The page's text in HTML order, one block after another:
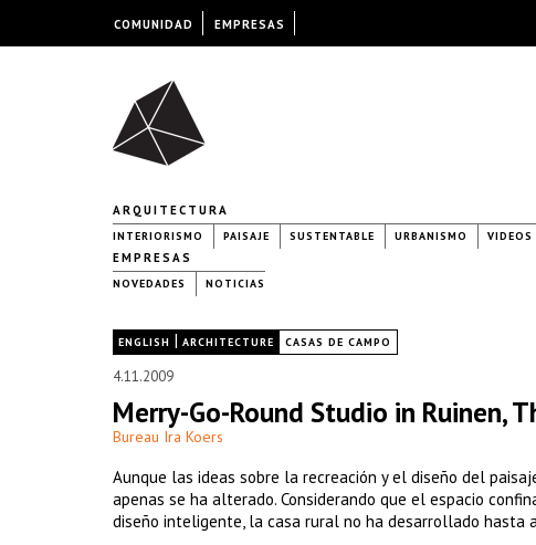
ARQUITECTURA
INTERIORISMO PAISAJE SUSTENTABLE URBANISMO VIDEOS
EMPRESAS
NOVEDADES NOTICIAS
ENGLISH | ARCHITECTURE CASAS DE CAMPO
4.11.2009
Merry-Go-Round Studio in Ruinen,
Bureau Ira Koers
Aunque las ideas sobre la recreación y el diseño del
apenas se ha alterado. Considerando que el espacio
diseño inteligente, la casa rural no ha desarrollado hasta
COMUNIDAD EMPRESAS